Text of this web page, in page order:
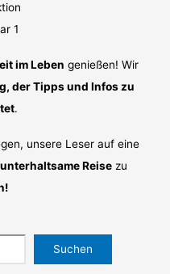
im Leben genießen! Wir
der Tipps und Infos zu
.
unsere Leser auf eine
unterhaltsame Reise zu
Suchen